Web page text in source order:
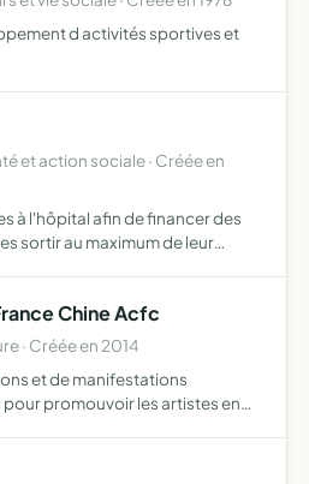
d activités sportives et
et action sociale · Créée en
à l'hôpital afin de financer des
sortir au maximum de leur
Chine Acfc
· Créée en 2014
et de manifestations
promouvoir les artistes en